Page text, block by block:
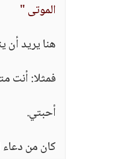
الموتى "
هنا يريد أن
فمثلا: أنت
أحبتي.
كان من دعاء